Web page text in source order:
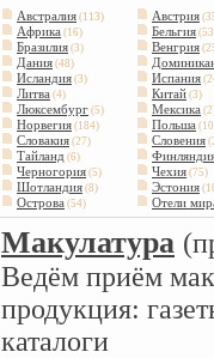
Австралия (113) Австрия
Африка (16) Бельгия
Бразилия (3) Венгрия
Дания (48)
Исландия (3) Испания
Литва (4) Китай (3)
Люксембург (5) Мексика
Норвегия (184) Польша
Словакия (27) Словения
Тайланд (6)
Черногория (5) Чехия (75)
Шотландия (8) Эстония
Острова (54) Отели
Макулатура
Ведём приём
продукция:
каталоги